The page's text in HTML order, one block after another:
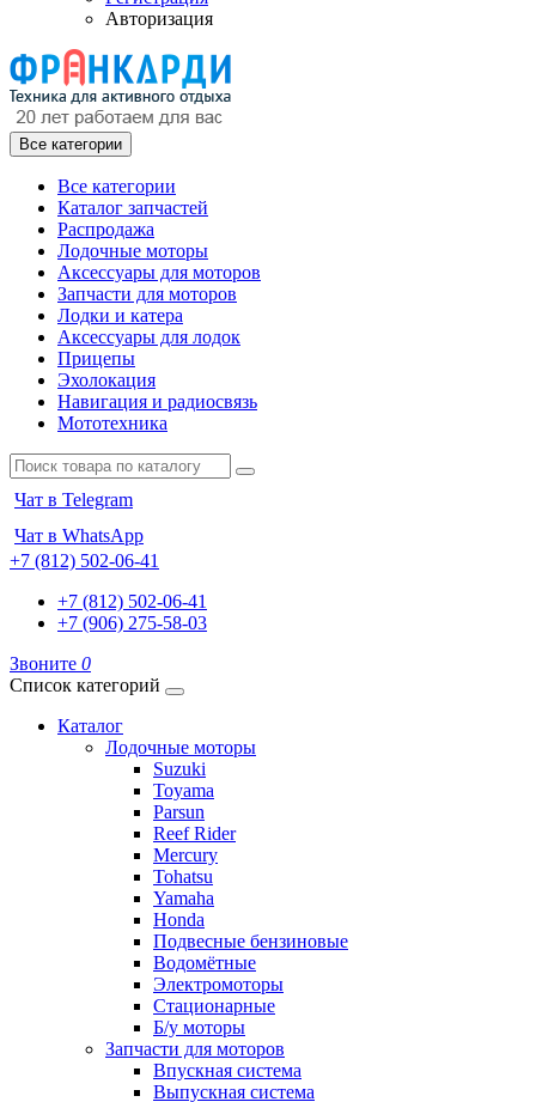
Авторизация
Все категории
Все категории
Каталог запчастей
Распродажа
Лодочные моторы
Аксессуары для моторов
Запчасти для моторов
Лодки и катера
Аксессуары для лодок
Прицепы
Эхолокация
Навигация и радиосвязь
Мототехника
Чат в Telegram
Чат в WhatsApp
+7 (812) 502-06-41
+7 (812) 502-06-41
+7 (906) 275-58-03
Звоните 0
Список категорий
Каталог
Лодочные моторы
Suzuki
Toyama
Parsun
Reef Rider
Mercury
Tohatsu
Yamaha
Honda
Подвесные бензиновые
Водомётные
Электромоторы
Стационарные
Б/у моторы
Запчасти для моторов
Впускная система
Выпускная система